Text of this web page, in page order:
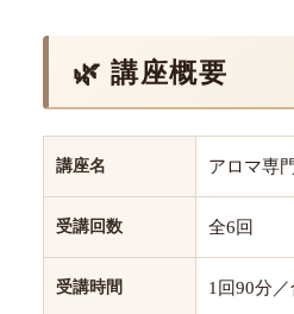
🌿 講座概要
講座名 アロマ専
受講回数 全6回
受講時間 1回90分